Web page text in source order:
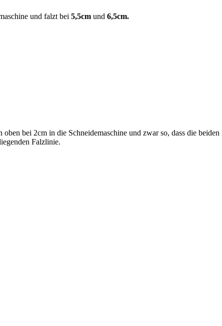
und falzt bei 5,5cm und 6,5cm.
bei 2cm in die Schneidemaschine und zwar so, dass die
Falzlinie.